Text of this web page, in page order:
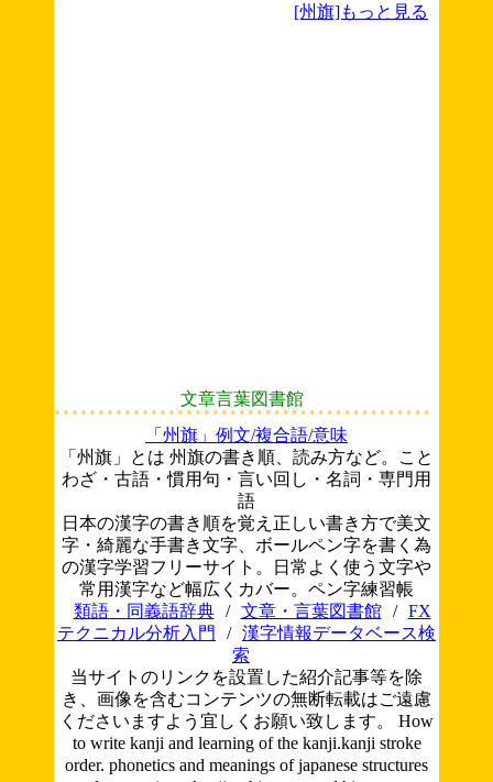
[州旗]もっと見る
文章言葉図書館
「州旗」例文/複合語/意味
「州旗」とは 州旗の書き順、読み方など。こと
わざ・古語・慣用句・言い回し・名詞・専門用
語
日本の漢字の書き順を覚え正しい書き方で美文
字・綺麗な手書き文字、ボールペン字を書く為
の漢字学習フリーサイト。日常よく使う文字や
常用漢字など幅広くカバー。ペン字練習帳
類語・同義語辞典
/ 文章・言葉図書館 /
FX
テクニカル分析入門
/ 漢字情報データベース検
索
当サイトのリンクを設置した紹介記事等を除
き、画像を含むコンテンツの無断転載はご遠慮
くださいますよう宜しくお願い致します。 How
to write kanji and learning of the kanji.kanji stroke
order. phonetics and meanings of japanese structures